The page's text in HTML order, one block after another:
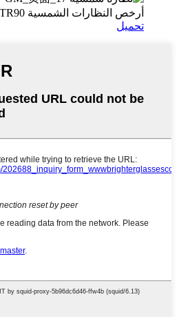
أرخص النظارات الشمسية TR90 تصميم GM W3609-2204
تحميل